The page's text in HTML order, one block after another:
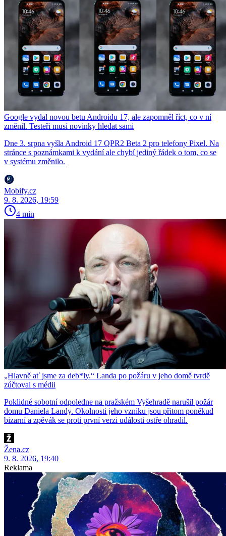
Google vydal novou betu Androidu 17, ale zapomněl říct, co v ní
změnil. Testeři musí novinky hledat sami
Dne 3. srpna vyšla Android 17 QPR2 Beta 2 pro telefony Pixel. Na
stránce s poznámkami k vydání ale chybí jediný řádek o tom, co se
v systému změnilo.
Mobify.cz
9. 8. 2026, 19:59
4 min
„Hlavně ať jsme za deb*ly.“ Landa po požáru v jeho domě tvrdě
zúčtoval s médii
Poklidné sobotní odpoledne na pražském Vyšehradě narušil požár
domu Daniela Landy. Okolnosti jeho vzniku jsou přitom poněkud
bizarní a zpěvák se proti první verzi události ostře ohradil.
Žena.cz
9. 8. 2026, 19:40
Reklama